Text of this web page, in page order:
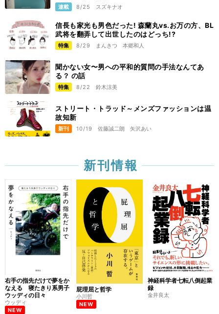
連載 8/25 スズキナオ
信長も家光も男色だった! 森蘭丸vs.お万の方、BL
武将を翻弄して出世したのはどっち!?
特集 8/29 まんきつ 本郷和人
聞かない女〜男への平和的質問の手法なんてあ
る？ の話
特集 8/22 鈴木涼美
ストリート・トラッド～メンズファッションは温
故知新
新刊 10/19 佐藤誠二朗 矢沢あい
新刊情報
右手の指先だけで夢をか
なえる 寝たきり系男子
ウッディの日々
ウッディ
NEW
屁理屈と哲学
小川哲
NEW
神経科学者七転八倒起業
録
金井良太